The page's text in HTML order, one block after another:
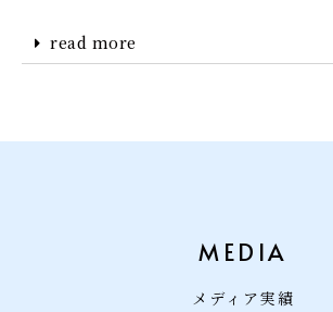
read more
MEDIA
メディア実績